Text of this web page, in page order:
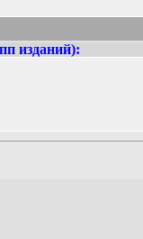
изданий):